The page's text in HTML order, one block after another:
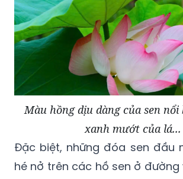
Màu hồng dịu dàng của sen nổi
xanh mướt của lá...
Đặc biệt, những đóa sen đầu
hé nở trên các hồ sen ở